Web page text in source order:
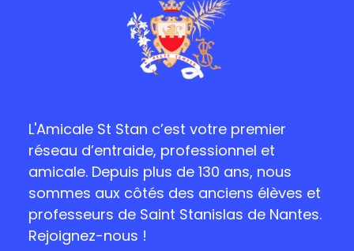
L'Amicale St Stan c’est votre premier
réseau d’entraide, professionnel et
amicale. Depuis plus de 130 ans, nous
sommes aux côtés des anciens élèves et
professeurs de Saint Stanislas de Nantes.
Rejoignez-nous !